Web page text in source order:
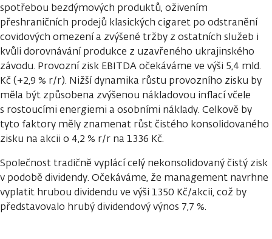
spotřebou bezdýmových produktů, oživením
přeshraničních prodejů klasických cigaret po odstranění
covidových omezení a zvýšené tržby z ostatních služeb i
kvůli dorovnávání produkce z uzavřeného ukrajinského
závodu. Provozní zisk EBITDA očekáváme ve výši 5,4 mld.
Kč (+2,9 % r/r). Nižší dynamika růstu provozního zisku by
měla být způsobena zvýšenou nákladovou inflací včele
s rostoucími energiemi a osobními náklady. Celkově by
tyto faktory měly znamenat růst čistého konsolidovaného
zisku na akcii o 4,2 % r/r na 1336 Kč.
Společnost tradičně vyplácí celý nekonsolidovaný čistý zisk
v podobě dividendy. Očekáváme, že management navrhne
vyplatit hrubou dividendu ve výši 1350 Kč/akcii, což by
představovalo hrubý dividendový výnos 7,7 %.